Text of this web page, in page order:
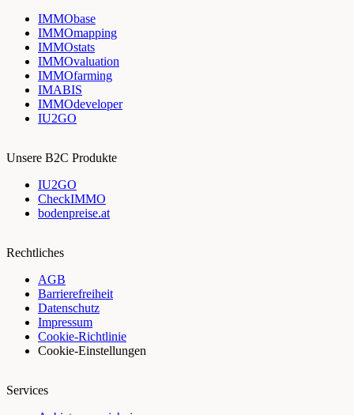
IMMObase
IMMOmapping
IMMOstats
IMMOvaluation
IMMOfarming
IMABIS
IMMOdeveloper
IU2GO
Unsere B2C Produkte
IU2GO
CheckIMMO
bodenpreise.at
Rechtliches
AGB
Barrierefreiheit
Datenschutz
Impressum
Cookie-Richtlinie
Cookie-Einstellungen
Services